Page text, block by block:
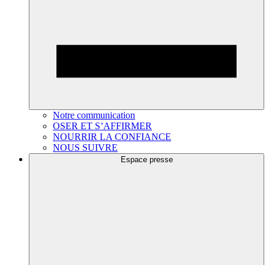
Notre communication
OSER ET S’AFFIRMER
NOURRIR LA CONFIANCE
NOUS SUIVRE
Espace presse